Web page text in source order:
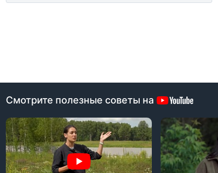
Смотрите полезные советы на